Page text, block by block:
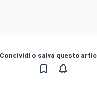
Condividi o salva questo